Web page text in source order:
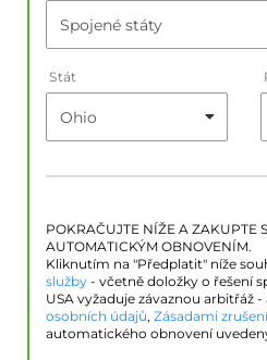
Stát
POKRAČUJTE NÍŽE A ZAKUPTE
AUTOMATICKÝM OBNOVENÍM.
Kliknutím na "Předplatit" níže
služby - včetně doložky o řešení
USA vyžaduje závaznou arbitřáž -
osobních údajů, Zásadami
automatického obnovení